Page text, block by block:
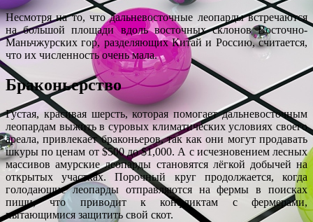
Несмотря на то, что дальневосточные леопарды встречаются
на большой площади вдоль восточных склонов Восточно-
Маньчжурских гор, разделяющих Китай и Россию, считается,
что их численность очень мала.
Браконьерство
Густая, красивая шерсть, которая помогает дальневосточным
леопардам выжить в суровых климатических условиях своего
ареала, привлекает браконьеров, так как они могут продавать
шкуры по ценам от $500 до $1,000. А с исчезновением лесных
массивов амурские леопарды становятся лёгкой добычей на
открытых участках. Порочный круг продолжается, когда
голодающие леопарды отправляются на фермы в поисках
пищи, что приводит к конфликтам с фермерами,
пытающимися защитить свой скот.